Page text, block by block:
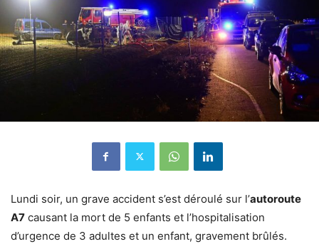
Lundi soir, un grave accident s’est déroulé sur l’autoroute
A7 causant la mort de 5 enfants et l’hospitalisation
d’urgence de 3 adultes et un enfant, gravement brûlés.